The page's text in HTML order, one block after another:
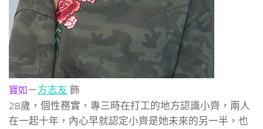
寶如－方志友 飾
28歲，個性務實，專三時在打工的地方認識小齊，兩人
在一起十年，內心早就認定小齊是她未來的另一半，也